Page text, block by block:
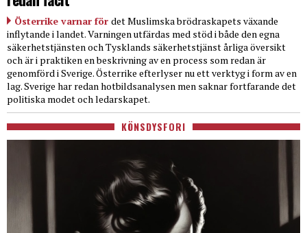
Österrike varnar för det Muslimska brödraskapets växande
inflytande i landet. Varningen utfärdas med stöd i både den egna
säkerhetstjänsten och Tysklands säkerhetstjänst årliga översikt
och är i praktiken en beskrivning av en process som redan är
genomförd i Sverige. Österrike efterlyser nu ett verktyg i form av en
lag. Sverige har redan hotbildsanalysen men saknar fortfarande det
politiska modet och ledarskapet.
KÖNSDYSFORI